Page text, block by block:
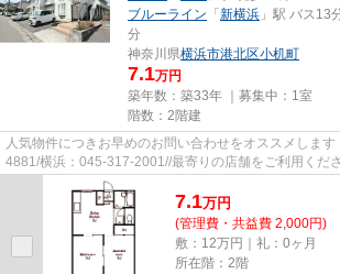
ブルーライン 「 新横浜 」駅 バス13
分
神奈川県横浜市港北区小机町
7.1万円
築年数：築33年 ｜募集中： 1室
階数：2階建
人気物件につきお早めのお問い合わせをオススメしま
4881/横浜：045-317-2001//最寄りの店舗をご利用くだ
し】【初期費用分割払い】【19...
7.1万円
(管理費・共益費 2,000円)
敷：12万円｜礼：0ヶ月
所在階：2階